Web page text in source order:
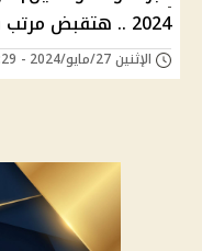
2024 .. هتقبض مرتب شهرين يا محظوظ
الإثنين 27/مايو/2024 - 12:29 ص